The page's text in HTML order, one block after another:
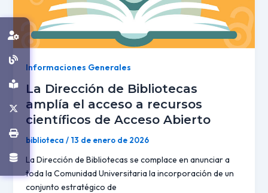
Informaciones Generales
La Dirección de Bibliotecas
amplía el acceso a recursos
científicos de Acceso Abierto
biblioteca / 13 de enero de 2026
La Dirección de Bibliotecas se complace en anunciar a
toda la Comunidad Universitaria la incorporación de un
conjunto estratégico de